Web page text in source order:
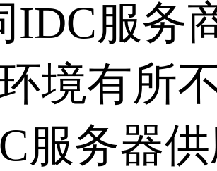
IDC服务
境有所
服务器